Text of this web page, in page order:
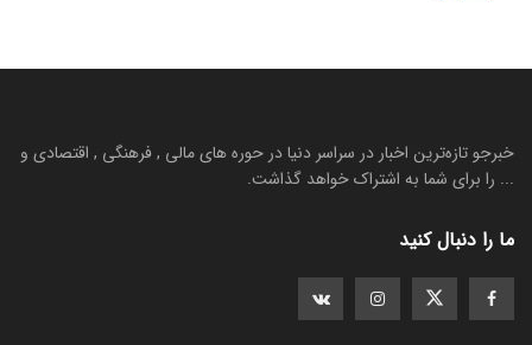
خبرجو تازه‌ترین اخبار در سراسر دنیا در حوره های مالی , فرهنگی , اقتصادی و
... را برای شما به اشتراک خواهد گذاشت.
ما را دنبال کنید